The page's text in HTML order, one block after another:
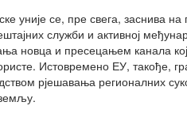
уније се, пре свега, заснива
служби и активној
новца и пресецањем канала
Истовремено ЕУ, такође,
рјешавања регионалних